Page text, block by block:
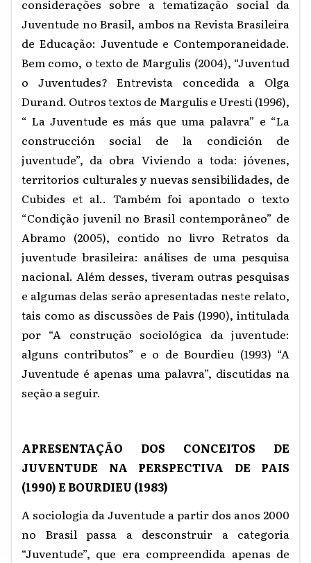
considerações sobre a tematização social da
Juventude no Brasil, ambos na Revista Brasileira
de Educação: Juventude e Contemporaneidade.
Bem como, o texto de Margulis (2004), “Juventud
o Juventudes? Entrevista concedida a Olga
Durand. Outros textos de Margulis e Uresti (1996),
“ La Juventude es más que uma palavra” e “La
construcción social de la condición de
juventude”, da obra Viviendo a toda: jóvenes,
territorios culturales y nuevas sensibilidades, de
Cubides et al.. Também foi apontado o texto
“Condição juvenil no Brasil contemporâneo” de
Abramo (2005), contido no livro Retratos da
juventude brasileira: análises de uma pesquisa
nacional. Além desses, tiveram outras pesquisas
e algumas delas serão apresentadas neste relato,
tais como as discussões de Pais (1990), intitulada
por “A construção sociológica da juventude:
alguns contributos” e o de Bourdieu (1993) “A
Juventude é apenas uma palavra”, discutidas na
seção a seguir.
APRESENTAÇÃO DOS CONCEITOS DE
JUVENTUDE NA PERSPECTIVA DE PAIS
(1990) E BOURDIEU (1983)
A sociologia da Juventude a partir dos anos 2000
no Brasil passa a desconstruir a categoria
“Juventude”, que era compreendida apenas de